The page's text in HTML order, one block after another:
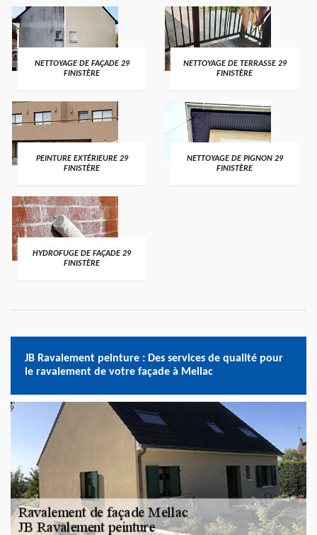
NETTOYAGE DE FAÇADE 29
FINISTÈRE
NETTOYAGE DE TERRASSE 29
FINISTÈRE
PEINTURE EXTÉRIEURE 29
FINISTÈRE
NETTOYAGE DE PIGNON 29
FINISTÈRE
HYDROFUGE DE FAÇADE 29
FINISTÈRE
JB Ravalement peinture : Des services de qualité pour
le ravalement de votre façade à Mellac